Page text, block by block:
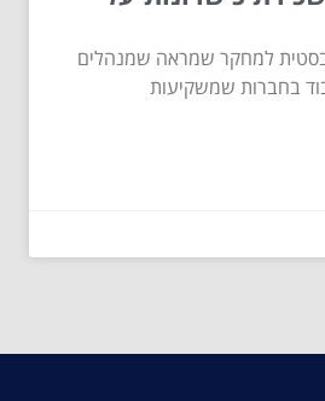
למחקר שמראה שמנהלים
בחברות שמשקיעות